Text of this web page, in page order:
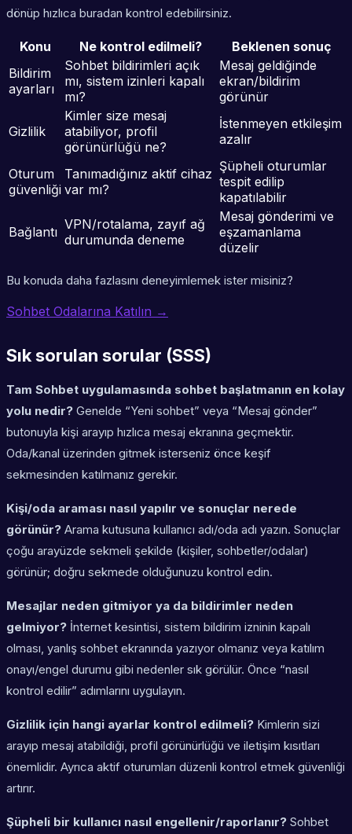
dönüp hızlıca buradan kontrol edebilirsiniz.
Konu Ne kontrol edilmeli?
Beklenen sonuç
Bildirim
ayarları
Sohbet bildirimleri açık
mı, sistem izinleri kapalı
mı?
Mesaj geldiğinde
ekran/bildirim
görünür
Gizlilik
Kimler size mesaj
atabiliyor, profil
görünürlüğü ne?
İstenmeyen etkileşim
azalır
Oturum
güvenliği
Tanımadığınız aktif cihaz
var mı?
Şüpheli oturumlar
tespit edilip
kapatılabilir
Bağlantı VPN/rotalama, zayıf ağ
durumunda deneme
Mesaj gönderimi ve
eşzamanlama
düzelir
Bu konuda daha fazlasını deneyimlemek ister misiniz?
Sohbet Odalarına Katılın →
Sık sorulan sorular (SSS)
Tam Sohbet uygulamasında sohbet başlatmanın en kolay
yolu nedir? Genelde “Yeni sohbet” veya “Mesaj gönder”
butonuyla kişi arayıp hızlıca mesaj ekranına geçmektir.
Oda/kanal üzerinden gitmek isterseniz önce keşif
sekmesinden katılmanız gerekir.
Kişi/oda araması nasıl yapılır ve sonuçlar nerede
görünür? Arama kutusuna kullanıcı adı/oda adı yazın. Sonuçlar
çoğu arayüzde sekmeli şekilde (kişiler, sohbetler/odalar)
görünür; doğru sekmede olduğunuzu kontrol edin.
Mesajlar neden gitmiyor ya da bildirimler neden
gelmiyor? İnternet kesintisi, sistem bildirim izninin kapalı
olması, yanlış sohbet ekranında yazıyor olmanız veya katılım
onayı/engel durumu gibi nedenler sık görülür. Önce “nasıl
kontrol edilir” adımlarını uygulayın.
Gizlilik için hangi ayarlar kontrol edilmeli? Kimlerin sizi
arayıp mesaj atabildiği, profil görünürlüğü ve iletişim kısıtları
önemlidir. Ayrıca aktif oturumları düzenli kontrol etmek güvenliği
artırır.
Şüpheli bir kullanıcı nasıl engellenir/raporlanır? Sohbet